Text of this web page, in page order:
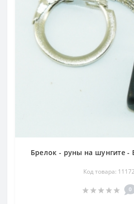
Брелок - руны на шунгите -
Код товара: 11172
0